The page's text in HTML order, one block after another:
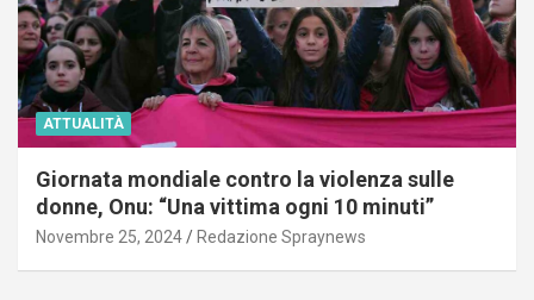
ATTUALITÀ
Giornata mondiale contro la violenza sulle
donne, Onu: “Una vittima ogni 10 minuti”
Novembre 25, 2024 Redazione Spraynews